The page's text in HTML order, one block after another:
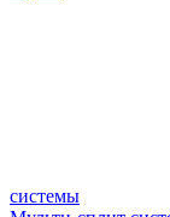
системы